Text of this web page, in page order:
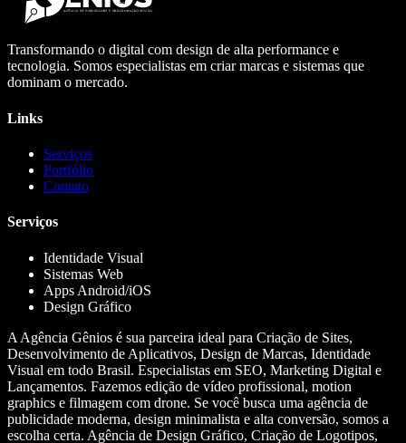
Transformando o digital com design de alta performance e
tecnologia. Somos especialistas em criar marcas e sistemas que
dominam o mercado.
Links
Serviços
Portfólio
Contato
Serviços
Identidade Visual
Sistemas Web
Apps Android/iOS
Design Gráfico
A Agência Gênios é sua parceira ideal para Criação de Sites,
Desenvolvimento de Aplicativos, Design de Marcas, Identidade
Visual em todo Brasil. Especialistas em SEO, Marketing Digital e
Lançamentos. Fazemos edição de vídeo profissional, motion
graphics e filmagem com drone. Se você busca uma agência de
publicidade moderna, design minimalista e alta conversão, somos a
escolha certa. Agência de Design Gráfico, Criação de Logotipos,